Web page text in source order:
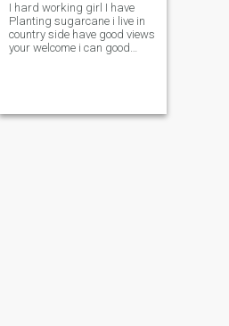
I hard working girl I have
Planting sugarcane i live in
country side have good views
your welcome i can good